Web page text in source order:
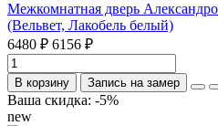
Межкомнатная дверь
(Вельвет, Лакобель белый)
6480 ₽ 6156 ₽
В корзину Запись на замер
Ваша скидка: -5%
new